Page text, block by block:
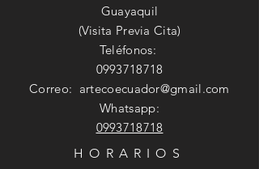
Guayaquil
(Visita Previa Cita)
Teléfonos:
0993718718
Correo: artecoecuador@gmail.com
Whatsapp:
0993718718
HORARIOS